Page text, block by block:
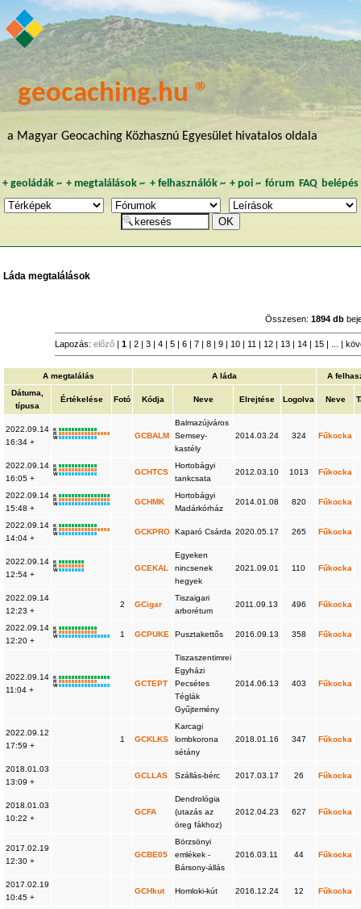
geocaching.hu ®
a Magyar Geocaching Közhasznú Egyesület hivatalos oldala
+ geoládák~ +megtalálások ~ + felhasználók~ + poi~ fórum FAQ belépés
Láda megtalálások
Összesen:1894 db
Lapozás:előző |1 2 3 4 5 6 7 8 9 10 11 12 13 14 15
A megtalálás A láda
A
Dátuma,
típusa
Értékelése Fotó Kódja Neve Elrejtése Logolva Neve
2022.09.14
16:34 +
K
R
W
GCBALM
Balmazújváros
Semsey-
kastély
2014.03.24 324 Fűkocka
2022.09.14
16:05 +
K
R
W
GCHTCS
Hortobágyi
tankcsata
2012.03.10 1013 Fűkocka
2022.09.14
15:48 +
K
R
W
GCHMK
Hortobágyi
Madárkórház
2014.01.08 820 Fűkocka
2022.09.14
14:04 +
K
R
W
GCKPRO Kaparó Csárda 2020.05.17 265 Fűkocka
2022.09.14
12:54 +
K
R
W
GCEKAL
Egyeken
nincsenek
hegyek
2021.09.01 110 Fűkocka
2022.09.14
12:23 +
2 GCigar
Tiszaigari
arborétum
2011.09.13 496 Fűkocka
2022.09.14
12:20 +
K
R
W
1 GCPUKE Pusztakettős 2016.09.13 358 Fűkocka
2022.09.14
11:04 +
K
R
W
GCTEPT
Tiszaszentimrei
Egyházi
Pecsétes
Téglák
Gyűjtemény
2014.06.13 403 Fűkocka
2022.09.12
17:59 +
1 GCKLKS
Karcagi
lombkorona
sétány
2018.01.16 347 Fűkocka
2018.01.03
13:09 +
GCLLAS Szállás-bérc 2017.03.17 26 Fűkocka
2018.01.03
10:22 +
GCFA
Dendrológia
(utazás az
öreg fákhoz)
2012.04.23 627 Fűkocka
2017.02.19
12:30 +
GCBE05
Börzsönyi
emlékek -
Bársony-állás
2016.03.11 44 Fűkocka
2017.02.19
10:45 +
GCHkut Homloki-kút 2016.12.24 12 Fűkocka